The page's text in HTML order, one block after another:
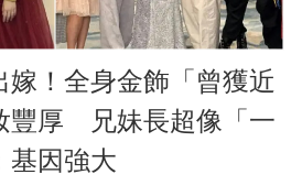
嫁！全身金飾「曾獲近
豐厚 兄妹長超像「一
基因強大